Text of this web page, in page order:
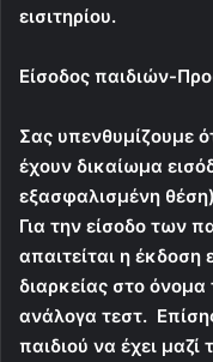
εισιτηρίου.
Είσοδος παιδιών-
Σας υπενθυμίζουμε
έχουν δικαίωμα
εξασφαλισμένη
Για την είσοδο των
απαιτείται η έκδοση
διαρκείας στο
ανάλογα τεστ.
παιδιού να έχει